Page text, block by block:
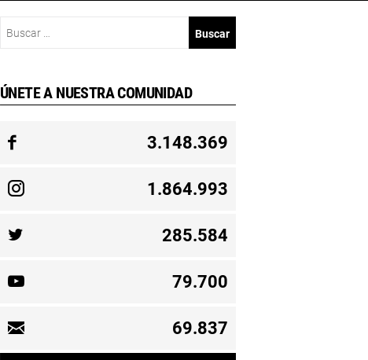
ÚNETE A NUESTRA COMUNIDAD
3.148.369
1.864.993
285.584
79.700
69.837